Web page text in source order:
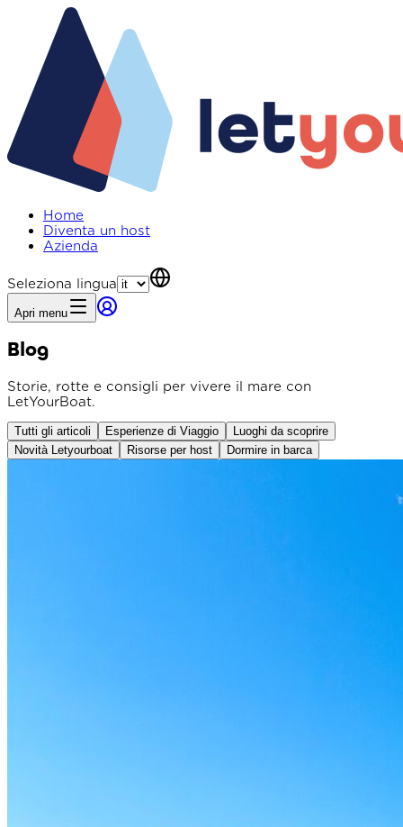
Home
Diventa un host
Azienda
Seleziona lingua
Apri menu
Blog
Storie, rotte e consigli per vivere il mare con
LetYourBoat.
Tutti gli articoli Esperienze di Viaggio
Luoghi da scoprire
Novità Letyourboat
Risorse per host Dormire in barca